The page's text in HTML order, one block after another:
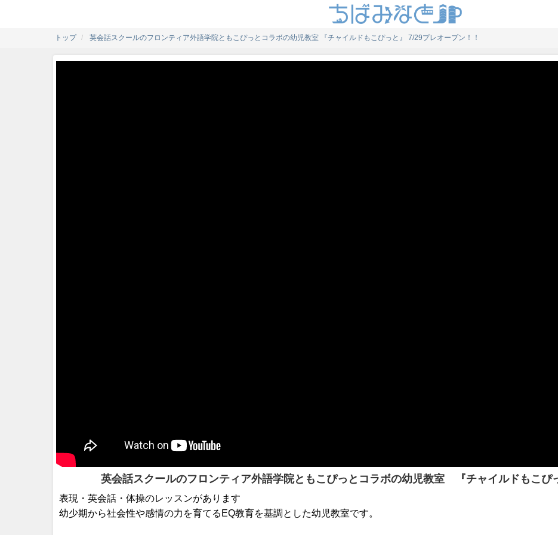
トップ 英会話スクールのフロンティア外語学院ともこぴっとコラボの幼児教室 『チャイルドもこぴっと』 7/29プレオープン！！
英会話スクールのフロンティア外語学院ともこぴっとコラボの幼児教室 『チャイルドもこ
表現・英会話・体操のレッスンがあります
幼少期から社会性や感情の力を育てるEQ教育を基調とした幼児教室です。